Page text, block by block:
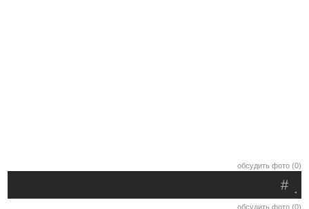
обсудить фото (0)
.
#
обсудить фото (0)